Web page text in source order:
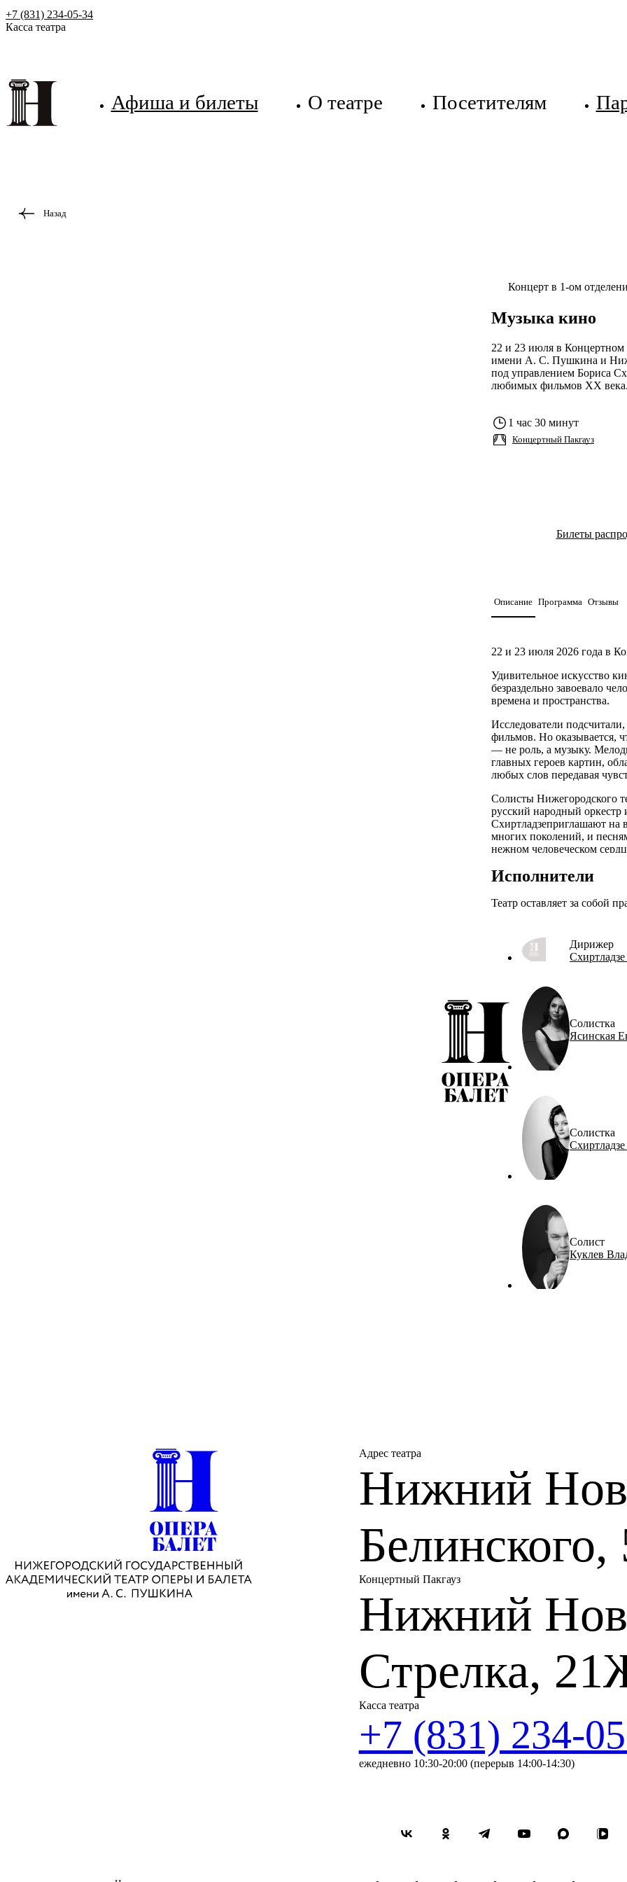
+7 (831) 234-05-34
Касса театра
Афиша и билеты О театре Посетителям
Назад
Концерт в 1-ом
Музыка кино
22 и 23 июля в Концертном
имени А. С. Пушкина и
под управлением Бориса
любимых фильмов XX века.
1 час 30 минут
Концертный Пакгауз
Билеты
Описание Программа Отзывы
22 и 23 июля 2026 года в
Удивительное искусство
безраздельно завоевало
времена и пространства.
Исследователи
фильмов. Но оказывается,
— не роль, а музыку.
главных героев картин,
любых слов передавая
Солисты Нижегородского
русский народный
Схиртладзеприглашают
многих поколений, и
нежном человеческом
Исполнители
Театр оставляет за собой
Дирижер
Солистка
Ясинская
Солистка
Солист
Куклев
Адрес театра
Нижний
Белинского,
Концертный Пакгауз
Нижний
Стрелка,
Касса театра
+7 (831) 234-
ежедневно 10:30-20:00 (перерыв 14:00-14:30)